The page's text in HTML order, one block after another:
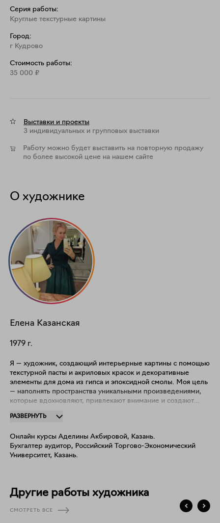
Серия работы:
Круглые текстурные картины
Город:
г Кудрово
Стоимость работы:
35 000 ₽
Выставки и проекты
3 индивидуальных и групповых выставки
Работу можно будет выставить на повторную продажу
по более высокой цене на нашем сайте
О художнике
Елена Казанская
1979 г.
Я — художник, создающий интерьерные картины с помощью
текстурной пасты и акриловых красок и декоративные
элементы для дома из гипса и эпоксидной смолы. Моя цель
— наполнять пространства уникальными произведениями,
которые вдохновляют, привлекают внимание и создают
творческий путь всего три года назад (2022), мне удалось
также создать десятки работ, которые украшают частные
интерьеры в России и за рубежом (Португалия, Турция).
РАЗВЕРНУТЬ
Онлайн курсы Аделины Акбировой, Казань.
Бухгалтер аудитор, Российский Торгово-Экономический
Университет, Казань.
Другие работы художника
СМОТРЕТЬ ВСЕ